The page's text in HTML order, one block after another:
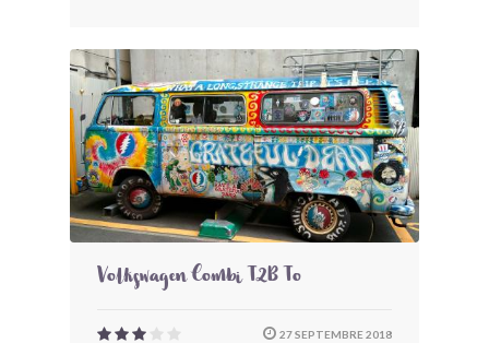
Volkswagen Combi T2B To
27 SEPTEMBRE 2018